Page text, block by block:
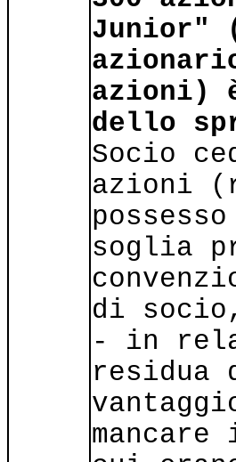
Junior"
azioni)
dello
Socio
azioni
soglia
di
- in
residua